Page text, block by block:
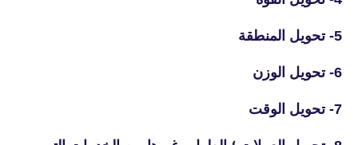
5- تحويل المنطقة
6- تحويل الوزن
7- تحويل الوقت